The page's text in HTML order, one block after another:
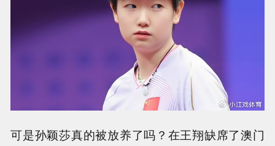
可是孙颖莎真的被放养了吗？在王翔缺席了澳门